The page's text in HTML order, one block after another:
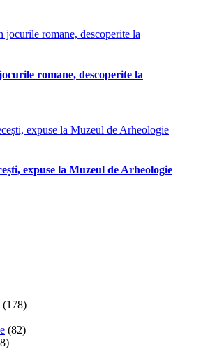
romane, descoperite la
expuse la Muzeul de Arheologie
(178)
(82)